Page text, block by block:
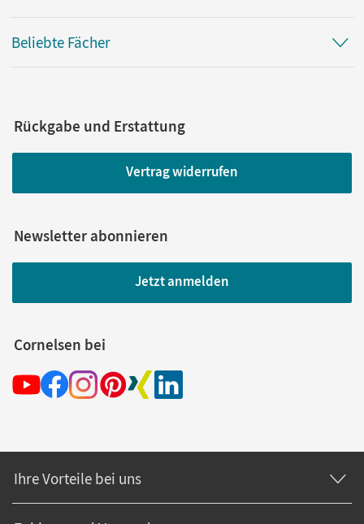
Beliebte Fächer
Rückgabe und Erstattung
Vertrag widerrufen
Newsletter abonnieren
Jetzt anmelden
Cornelsen bei
Ihre Vorteile bei uns